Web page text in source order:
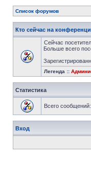
Список форумов
Кто сейчас на
Сейчас
Больше всего
Легенда ::
Статистика
Всего сообщений:
Вход